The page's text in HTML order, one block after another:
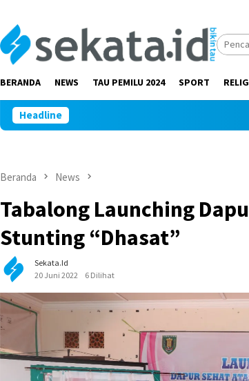
BERANDA NEWS TAU PEMILU 2024 SPORT
Headline
Beranda News
Tabalong Launching
Stunting “Dhasat”
Sekata.id
20 Juni 2022
6 Dilihat